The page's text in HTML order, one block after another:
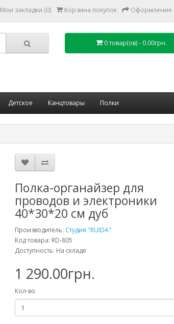
Мои закладки (0) Корзина покупок Оформление
0 товар(ов) - 0.00грн.
Детское Канцтовары Полки
Полка-органайзер для
проводов и электроники
40*30*20 см дуб
Производитель: Студия "RUIDA"
Код товара: RD-805
Доступность: На складе
1 290.00грн.
Кол-во